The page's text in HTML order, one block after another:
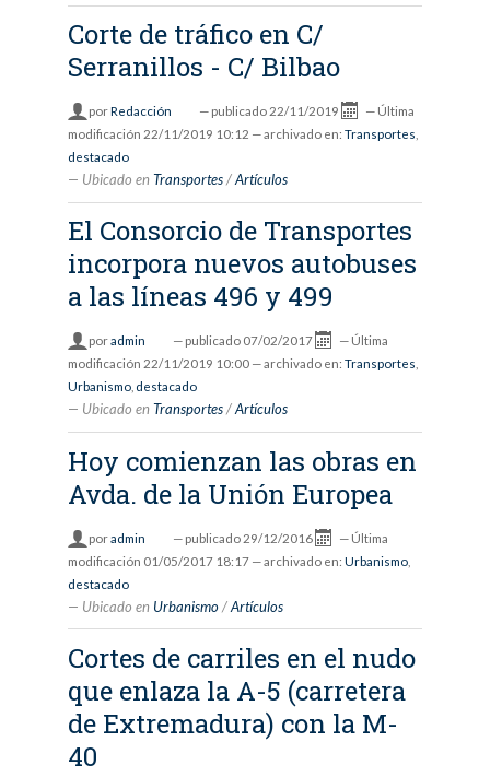
Corte de tráfico en C/
Serranillos - C/ Bilbao
porRedacción — publicado 22/11/2019 — Última
modificación 22/11/2019 10:12 — archivado en: Transportes
destacado
Ubicado en Transportes /Artículos
El Consorcio de Transportes
incorpora nuevos autobuses
a las líneas 496 y 499
poradmin — publicado 07/02/2017 — Última
modificación 22/11/2019 10:00 — archivado en: Transportes
Urbanismo, destacado
Ubicado en Transportes /Artículos
Hoy comienzan las obras en
Avda. de la Unión Europea
poradmin — publicado 29/12/2016 — Última
modificación 01/05/2017 18:17 — archivado en: Urbanismo,
destacado
Ubicado en Urbanismo /Artículos
Cortes de carriles en el nudo
que enlaza la A-5 (carretera
de Extremadura) con la M-
40